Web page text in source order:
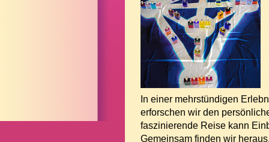
In einer mehrstündigen
erforschen wir den
faszinierende Reise kann
Gemeinsam finden wir